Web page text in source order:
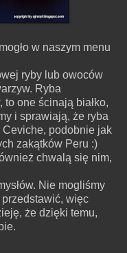
w naszym menu
ryby lub owoców
Ryba
one ścinają białko,
i sprawiają, że ryba
Ceviche, podobnie jak
zakątków Peru :)
chwalą się nim,
Nie mogliśmy
więc
że dzięki temu,